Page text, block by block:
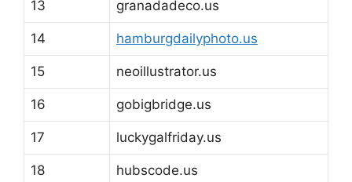
13 granadadeco.us
14 hamburgdailyphoto.us
15 neoillustrator.us
16 gobigbridge.us
17 luckygalfriday.us
18 hubscode.us